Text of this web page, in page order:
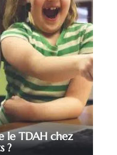
le TDAH chez
?